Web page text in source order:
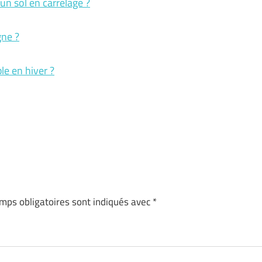
?
en hiver ?
obligatoires sont indiqués avec*